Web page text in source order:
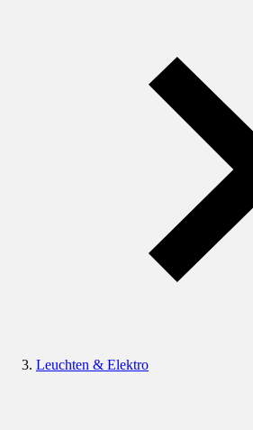
Leuchten & Elektro